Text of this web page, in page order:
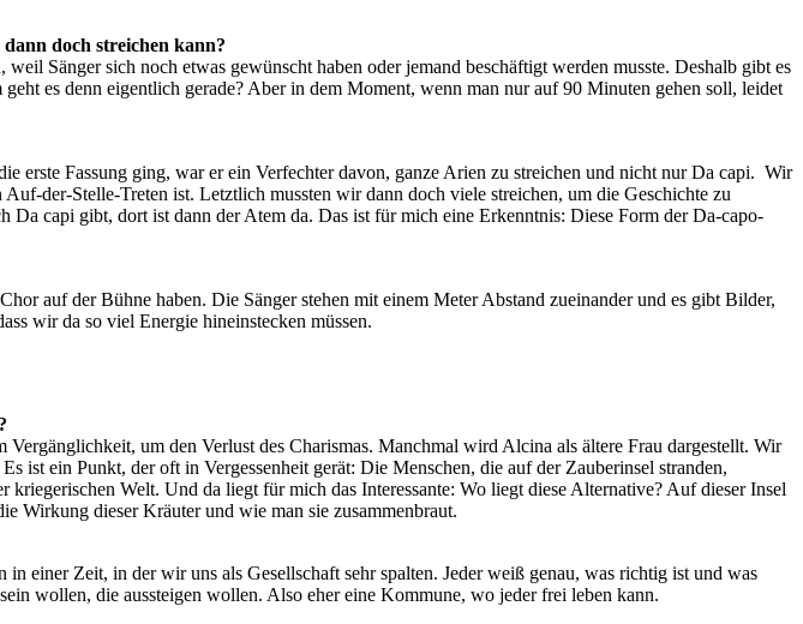
doch streichen kann?
Sänger sich noch etwas gewünscht haben oder jemand beschäftigt werden musste. Deshalb gibt es
es denn eigentlich gerade? Aber in dem Moment, wenn man nur auf 90 Minuten gehen soll, leidet
erste Fassung ging, war er ein Verfechter davon, ganze Arien zu streichen und nicht nur Da capi. Wir
der-Stelle-Treten ist. Letztlich mussten wir dann doch viele streichen, um die Geschichte zu
capi gibt, dort ist dann der Atem da. Das ist für mich eine Erkenntnis: Diese Form der Da-capo-
auf der Bühne haben. Die Sänger stehen mit einem Meter Abstand zueinander und es gibt Bilder,
wir da so viel Energie hineinstecken müssen.
um den Verlust des Charismas. Manchmal wird Alcina als ältere Frau dargestellt. Wir
ist ein Punkt, der oft in Vergessenheit gerät: Die Menschen, die auf der Zauberinsel stranden,
Welt. Und da liegt für mich das Interessante: Wo liegt diese Alternative? Auf dieser Insel
Wirkung dieser Kräuter und wie man sie zusammenbraut.
einer Zeit, in der wir uns als Gesellschaft sehr spalten. Jeder weiß genau, was richtig ist und was
wollen, die aussteigen wollen. Also eher eine Kommune, wo jeder frei leben kann.